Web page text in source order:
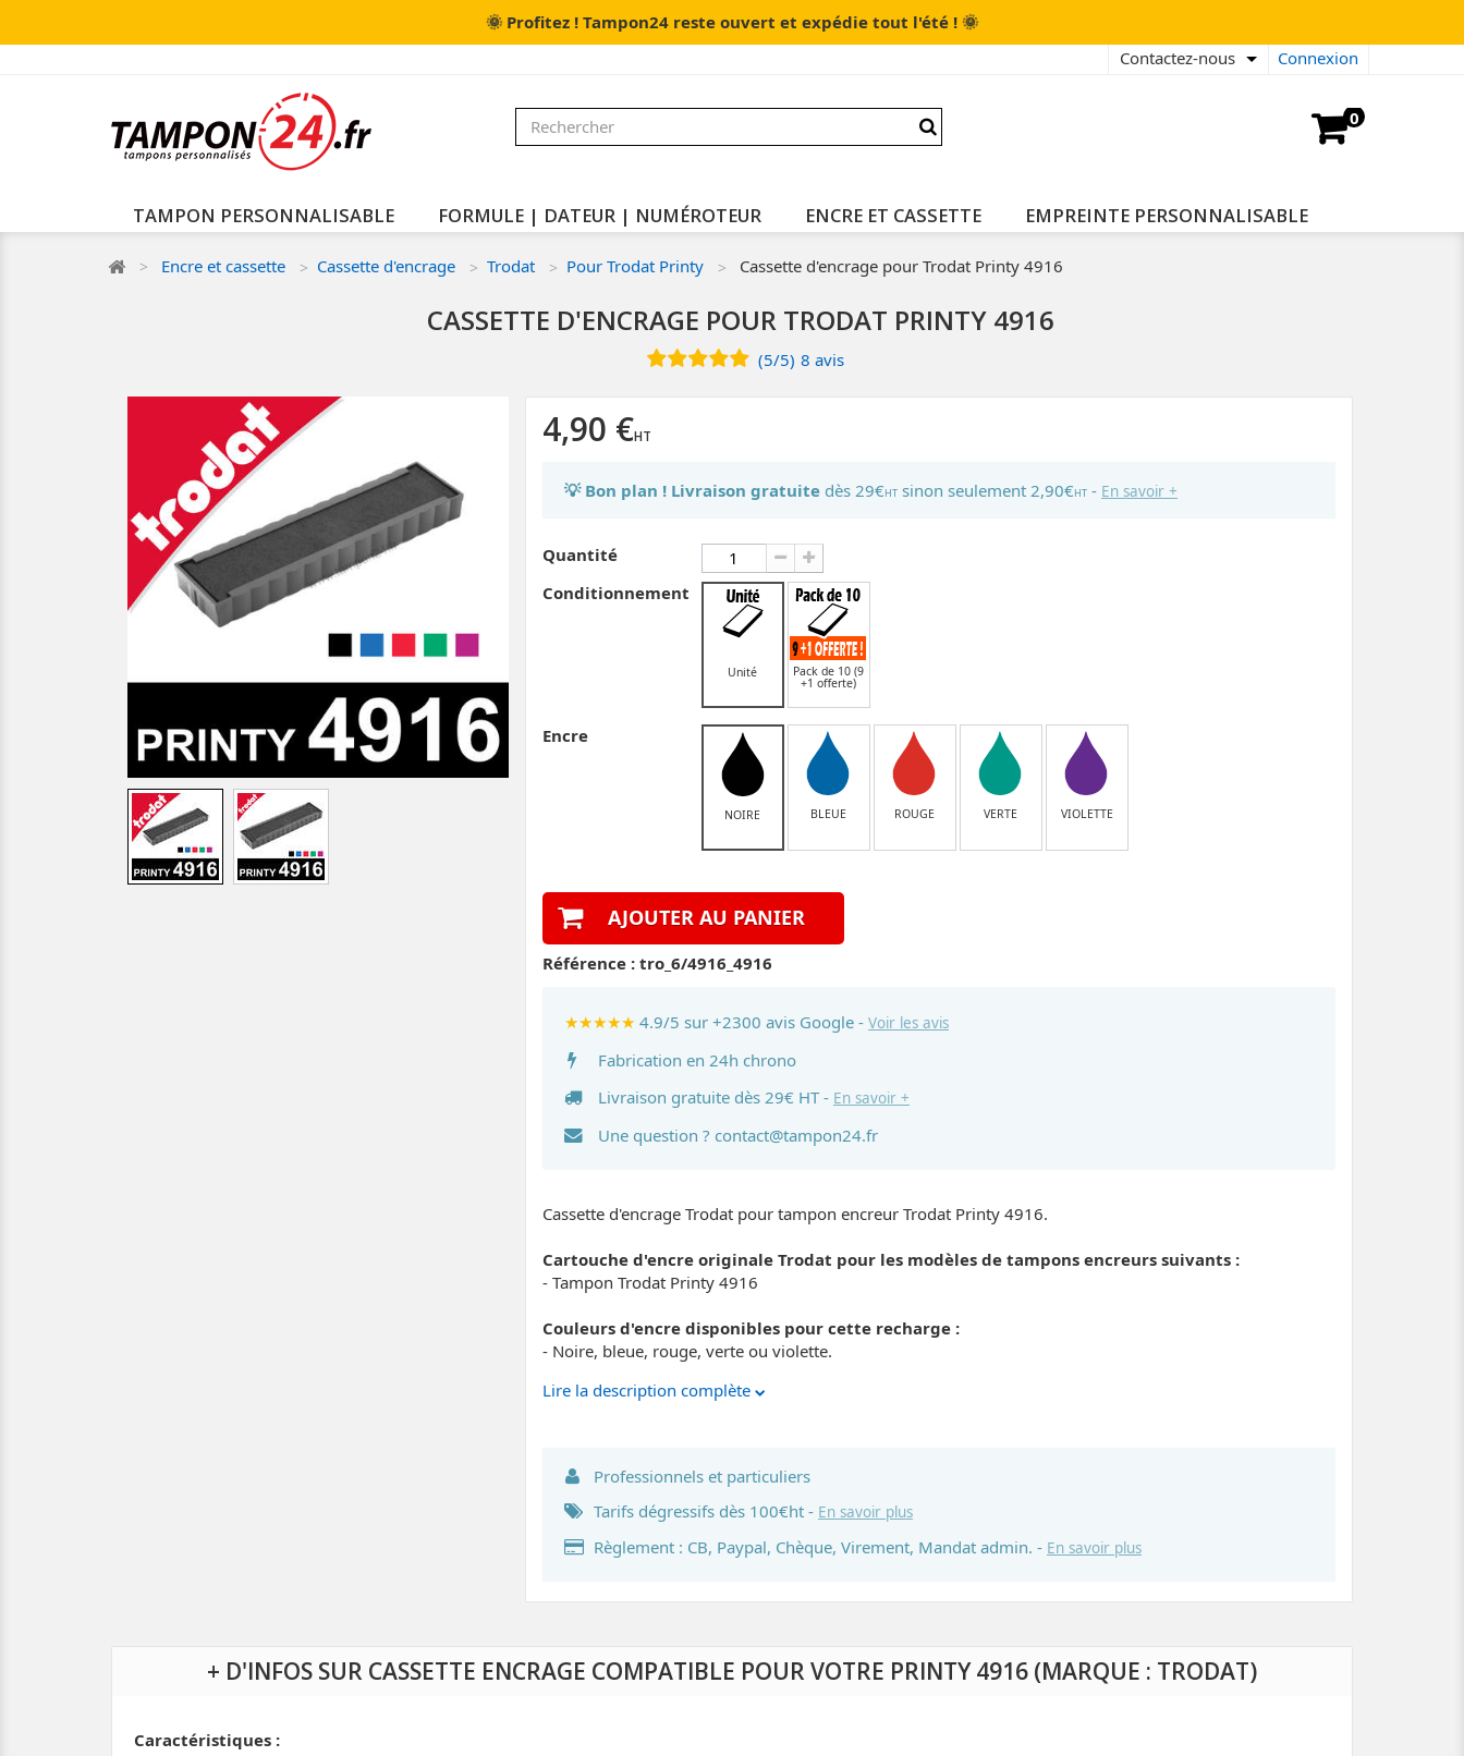
🌞 Profitez ! Tampon24 reste ouvert et expédie tout l'été ! 🌞
Connexion
Contactez-nous
0
TAMPON PERSONNALISABLE FORMULE | DATEUR | NUMÉROTEUR ENCRE ET CASSETTE EMPREINTE PERSONNALISABLE
Encre et cassette Cassette d'encrage Trodat Pour Trodat Printy Cassette d'encrage pour Trodat Printy 4916
CASSETTE D'ENCRAGE POUR TRODAT PRINTY 4916
(5/5) 8 avis
4,90 €
💡 Bon plan ! Livraison gratuitedès 29€HTsinon seulement 2,90€HT- En savoir +
Quantité
Conditionnement
Unité Pack de 10 (9
+1 offerte)
Encre
NOIRE BLEUE ROUGE VERTE VIOLETTE
AJOUTER AU PANIER
Référence : tro_6/4916_4916
★★★★★ 4.9/5 sur +2300 avis Google - Voir les avis
Fabrication en 24h chrono
Livraison gratuite dès 29€ HT - En savoir +
Une question ? contact@tampon24.fr
Cassette d'encrage Trodat pour tampon encreur Trodat Printy 4916.
Cartouche d'encre originale Trodat pour les modèles de tampons encreurs suivants :
- Tampon Trodat Printy 4916
Couleurs d'encre disponibles pour cette recharge :
- Noire, bleue, rouge, verte ou violette.
Lire la description complète
Professionnels et particuliers
Tarifs dégressifs dès 100€ht - En savoir plus
Règlement : CB, Paypal, Chèque, Virement, Mandat admin. - En savoir plus
+ D'INFOS SUR CASSETTE ENCRAGE COMPATIBLE POUR VOTRE PRINTY 4916 (MARQUE : TRODAT)
Caractéristiques :